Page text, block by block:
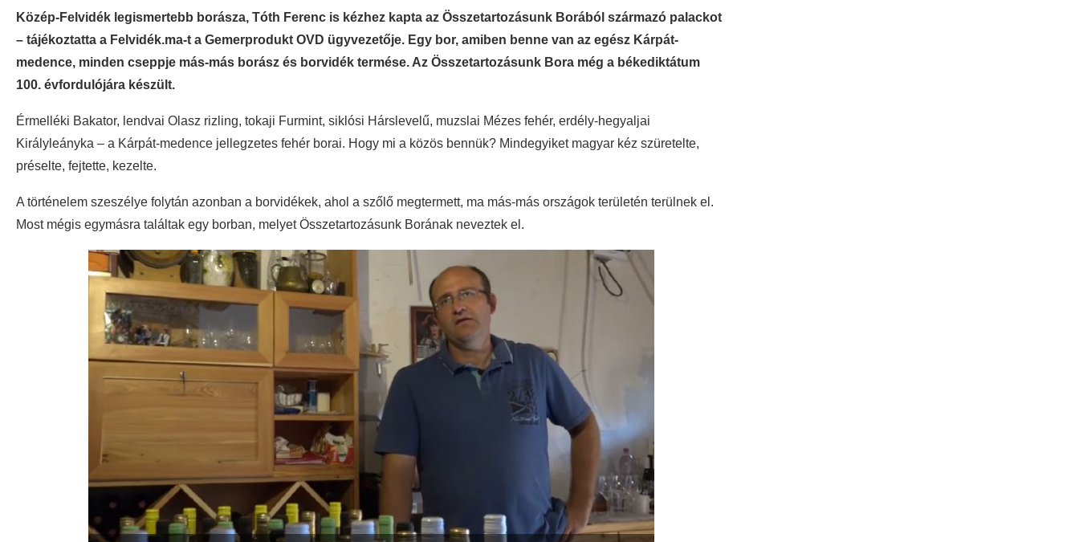
Közép-Felvidék legismertebb borásza, Tóth Ferenc is kézhez kapta az Összetartozásunk Borából származó palackot
– tájékoztatta a Felvidék.ma-t a Gemerprodukt OVD ügyvezetője. Egy bor, amiben benne van az egész Kárpát-
medence, minden cseppje más-más borász és borvidék termése. Az Összetartozásunk Bora még a békediktátum
100. évfordulójára készült.
Érmelléki Bakator, lendvai Olasz rizling, tokaji Furmint, siklósi Hárslevelű, muzslai Mézes fehér, erdély-hegyaljai
Királyleányka – a Kárpát-medence jellegzetes fehér borai. Hogy mi a közös bennük? Mindegyiket magyar kéz szüretelte,
préselte, fejtette, kezelte.
A történelem szeszélye folytán azonban a borvidékek, ahol a szőlő megtermett, ma más-más országok területén terülnek el.
Most mégis egymásra találtak egy borban, melyet Összetartozásunk Borának neveztek el.